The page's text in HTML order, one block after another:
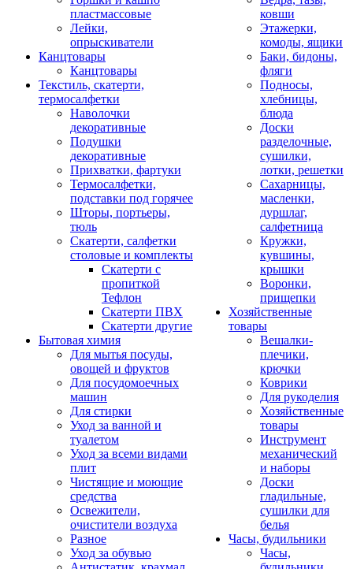
пластмассовые
Лейки,
опрыскиватели
Канцтовары
Канцтовары
Текстиль, скатерти,
термосалфетки
Наволочки
декоративные
Подушки
декоративные
Прихватки, фартуки
Термосалфетки,
подставки под горячее
Шторы, портьеры,
тюль
Скатерти, салфетки
столовые и комплекты
Скатерти с
пропиткой
Тефлон
Скатерти ПВХ
Скатерти другие
Бытовая химия
Для мытья посуды,
овощей и фруктов
Для посудомоечных
машин
Для стирки
Уход за ванной и
туалетом
Уход за всеми видами
плит
Чистящие и моющие
средства
Освежители,
очистители воздуха
Разное
Уход за обувью
ковши
Этажерки,
комоды, ящики
Баки, бидоны,
фляги
Подносы,
хлебницы,
блюда
Доски
разделочные,
сушилки,
лотки, решетки
Сахарницы,
масленки,
дуршлаг,
салфетница
Кружки,
кувшины,
крышки
Воронки,
прищепки
Хозяйственные
товары
Вешалки-
плечики,
крючки
Коврики
Для рукоделия
Хозяйственные
товары
Инструмент
механический
и наборы
Доски
гладильные,
сушилки для
белья
Часы, будильники
Часы,